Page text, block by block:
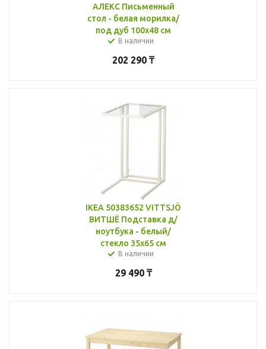
АЛЕКС Письменный
стол - белая морилка/
под дуб 100x48 см
В наличии
202 290 ₸
IKEA 50383652 VITTSJÖ
ВИТШЁ Подставка д/
ноутбука - белый/
стекло 35x65 см
В наличии
29 490₸